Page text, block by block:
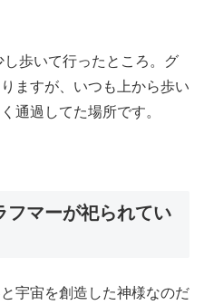
歩いて行ったところ。グ
ますが、いつも上から歩い
通過してた場所です。
フマーが祀られてい
宇宙を創造した神様なのだ